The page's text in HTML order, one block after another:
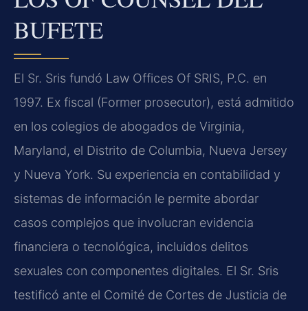
BUFETE
El Sr. Sris fundó Law Offices Of SRIS, P.C. en
1997. Ex fiscal (Former prosecutor), está admitido
en los colegios de abogados de Virginia,
Maryland, el Distrito de Columbia, Nueva Jersey
y Nueva York. Su experiencia en contabilidad y
sistemas de información le permite abordar
casos complejos que involucran evidencia
financiera o tecnológica, incluidos delitos
sexuales con componentes digitales. El Sr. Sris
testificó ante el Comité de Cortes de Justicia de